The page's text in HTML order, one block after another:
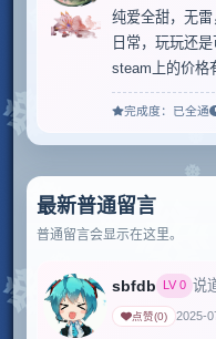
纯爱全甜，无
日常，玩玩还
steam上的价格
完成度： 已全通
最新普通留言
普通留言会显示在这里。
sbfdb LV0 说
点赞(0) 2025-